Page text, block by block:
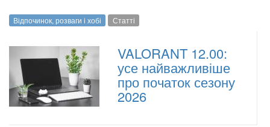
і
Відпочинок, розваги і хобі Статті
VALORANT 12.00:
усе найважливіше
про початок сезону
2026